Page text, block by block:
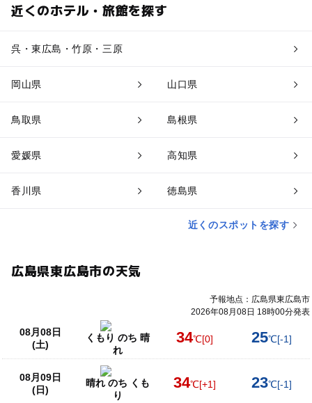
近くのホテル・旅館を探す
呉・東広島・竹原・三原
岡山県 山口県
鳥取県 島根県
愛媛県 高知県
香川県 徳島県
近くのスポットを探す
広島県東広島市の天気
予報地点：広島県東広島市
2026年08月08日 18時00分発表
08月08日
(土)
くもり のち 晴
れ
34℃[0] 25℃[-1]
08月09日
(日)
晴れ のち くも
り
34℃[+1] 23℃[-1]